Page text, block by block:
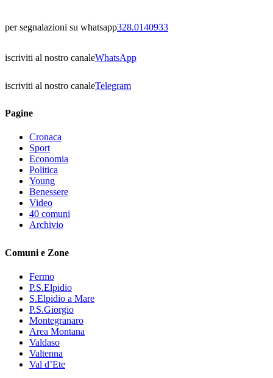
per segnalazioni su whatsapp328.0140933
iscriviti al nostro canaleWhatsApp
iscriviti al nostro canaleTelegram
Pagine
Cronaca
Sport
Economia
Politica
Young
Benessere
Video
40 comuni
Archivio
Comuni e Zone
Fermo
P.S.Elpidio
S.Elpidio a Mare
P.S.Giorgio
Montegranaro
Area Montana
Valdaso
Valtenna
Val d’Ete